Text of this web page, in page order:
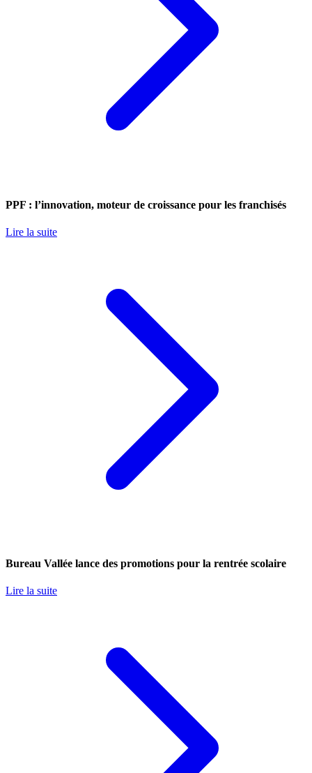
PPF : l’innovation, moteur de croissance pour les franchisés
Lire la suite
Bureau Vallée lance des promotions pour la rentrée scolaire
Lire la suite